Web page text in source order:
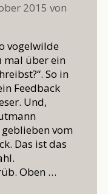
2015 von
vogelwilde
mal über ein
So in
Feedback
Und,
vom
Das ist das
Oben …